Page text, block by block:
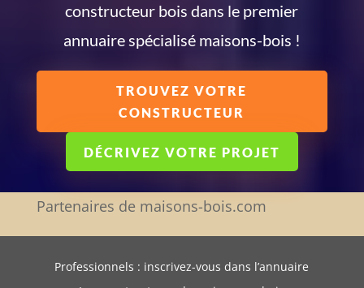
constructeur bois dans le premier
annuaire spécialisé maisons-bois !
TROUVEZ VOTRE
CONSTRUCTEUR
DÉCRIVEZ VOTRE PROJET
Partenaires de maisons-bois.com
Professionnels : inscrivez-vous dans l’annuaire